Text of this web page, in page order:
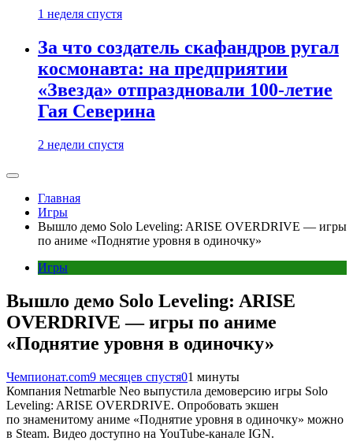
1 неделя спустя
За что создатель скафандров ругал
космонавта: на предприятии
«Звезда» отпраздновали 100-летие
Гая Северина
2 недели спустя
Главная
Игры
Вышло демо Solo Leveling: ARISE OVERDRIVE — игры
по аниме «Поднятие уровня в одиночку»
Игры
Вышло демо Solo Leveling: ARISE
OVERDRIVE — игры по аниме
«Поднятие уровня в одиночку»
Чемпионат.com9 месяцев спустя01 минуты
Компания Netmarble Neo выпустила демоверсию игры Solo
Leveling: ARISE OVERDRIVE. Опробовать экшен
по знаменитому аниме «Поднятие уровня в одиночку» можно
в Steam. Видео доступно на YouTube-канале IGN.